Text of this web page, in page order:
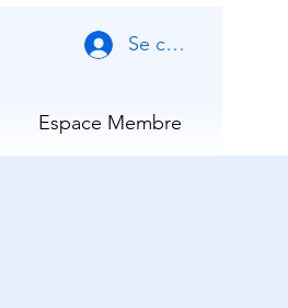
Se connecter
Espace Membre